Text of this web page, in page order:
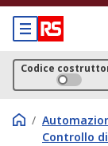
Codice
/
Controllo di